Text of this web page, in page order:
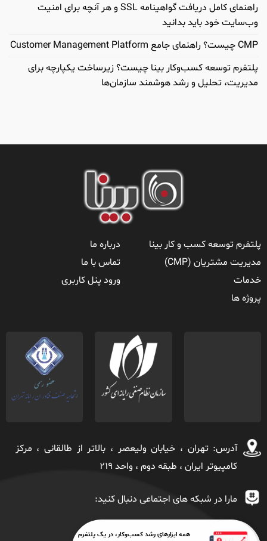
راهنمای کامل دریافت گواهینامه SSL و هر آنچه برای امنیت
وب‌سایت خود باید بدانید
CMP چیست؟ راهنمای جامع Customer Management Platform
پلتفرم توسعه کسب‌وکار بینا چیست؟ زیرساخت یکپارچه برای
مدیریت، تحلیل و رشد هوشمند سازمان‌ها
پلتفرم توسعه کسب و کار بینا
مدیریت مشتریان (CMP)
خدمات
پروژه ها
درباره ما
تماس با ما
ورود پنل کاربری
آدرس: تهران ، خيابان ولیعصر ، بالاتر از طالقانی ، مركز
كامپیوتر ايران ، طبقه دوم ، واحد ٢١٩
مارا در شبکه های اجتماعی دنبال کنید:
همه ابزارهای رشد کسب‌وکار، در یک پلتفرم